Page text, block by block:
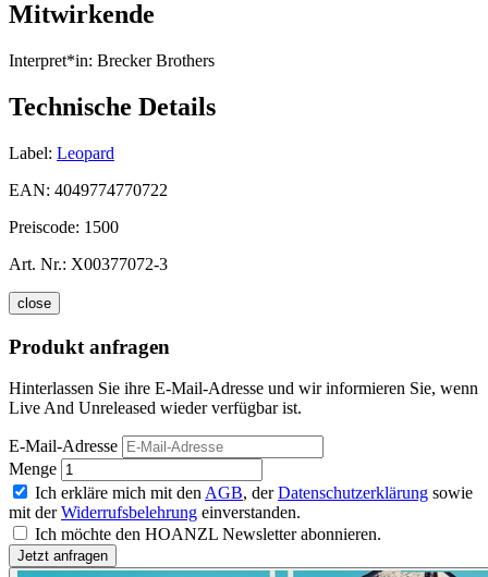
Mitwirkende
Interpret*in: Brecker Brothers
Technische Details
Label: Leopard
EAN: 4049774770722
Preiscode: 1500
Art. Nr.: X00377072-3
close
Produkt anfragen
Hinterlassen Sie ihre E-Mail-Adresse und wir informieren Sie, wenn
Live And Unreleased wieder verfügbar ist.
E-Mail-Adresse
Menge
Ich erkläre mich mit den AGB, derDatenschutzerklärung sowie
mit derWiderrufsbelehrung einverstanden.
Ich möchte den HOANZL Newsletter abonnieren.